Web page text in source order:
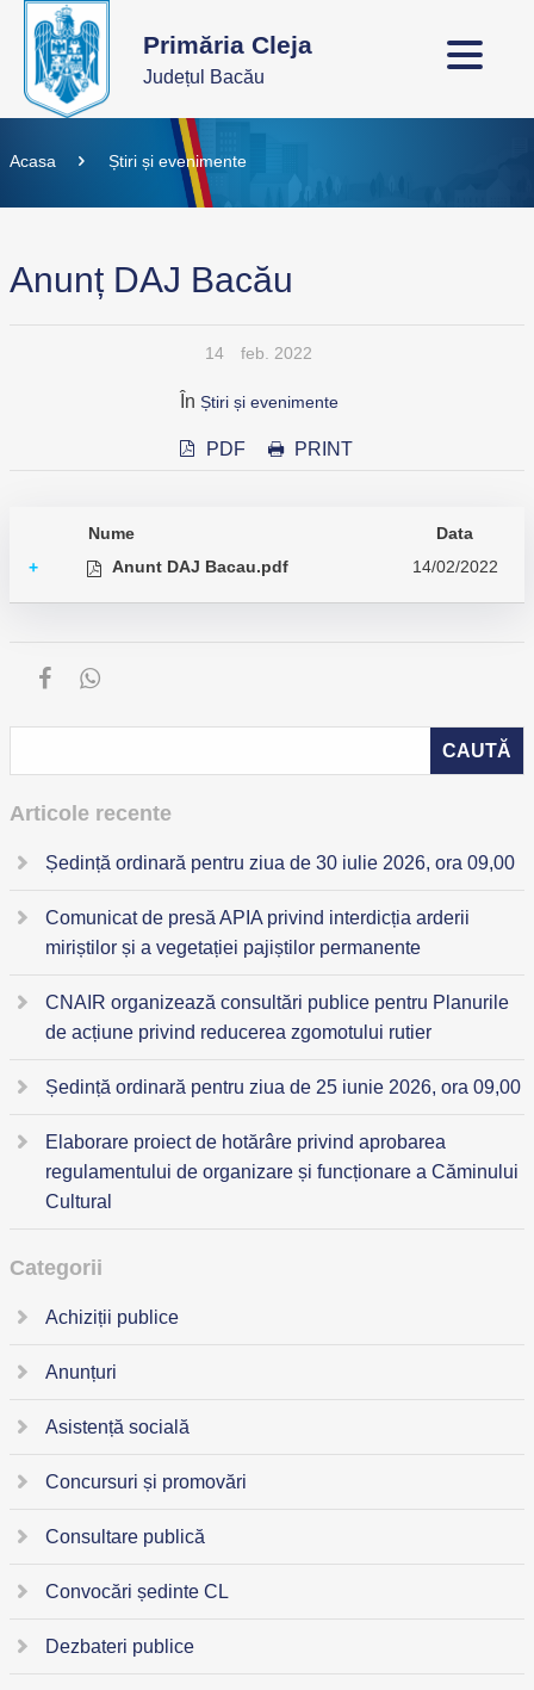
Primăria Cleja
Județul Bacău
Acasa Știri și evenimente
Anunț DAJ Bacău
14 feb. 2022
În Știri și evenimente
PDF PRINT
Nume
Data
+
Anunt DAJ Bacau.pdf 14/02/2022
Articole recente
Ședință ordinară pentru ziua de 30 iulie 2026, ora 09,00
Comunicat de presă APIA privind interdicția arderii
miriștilor și a vegetației pajiștilor permanente
CNAIR organizează consultări publice pentru Planurile
de acțiune privind reducerea zgomotului rutier
Ședință ordinară pentru ziua de 25 iunie 2026, ora 09,00
Elaborare proiect de hotărâre privind aprobarea
regulamentului de organizare și funcționare a Căminului
Cultural
Categorii
Achiziții publice
Anunțuri
Asistență socială
Concursuri și promovări
Consultare publică
Convocări ședinte CL
Dezbateri publice